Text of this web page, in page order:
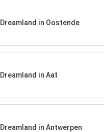
Dreamland in Oostende
Dreamland in Aat
Dreamland in Antwerpen